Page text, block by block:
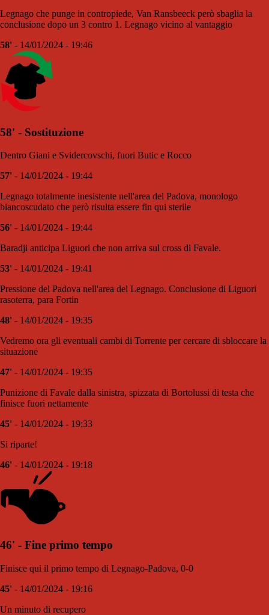
Legnago che punge in contropiede, Van Ransbeeck però sbaglia la
conclusione dopo un 3 contro 1. Legnago vicino al vantaggio
58' - 14/01/2024 - 19:46
58' - Sostituzione
Dentro Giani e Svidercovschi, fuori Butic e Rocco
57' - 14/01/2024 - 19:44
Legnago totalmente inesistente nell'area del Padova, monologo
biancoscudato che però risulta essere fin qui sterile
56' - 14/01/2024 - 19:44
Baradji anticipa Liguori che non arriva sul cross di Favale.
53' - 14/01/2024 - 19:41
Pressione del Padova nell'area del Legnago. Conclusione di Liguori
rasoterra, para Fortin
48' - 14/01/2024 - 19:35
Vedremo ora gli eventuali cambi di Torrente per cercare di sbloccare la
situazione
47' - 14/01/2024 - 19:35
Punizione di Favale dalla sinistra, spizzata di Bortolussi di testa che
finisce fuori nettamente
45' - 14/01/2024 - 19:33
Si riparte!
46' - 14/01/2024 - 19:18
46' - Fine primo tempo
Finisce qui il primo tempo di Legnago-Padova, 0-0
45' - 14/01/2024 - 19:16
Un minuto di recupero